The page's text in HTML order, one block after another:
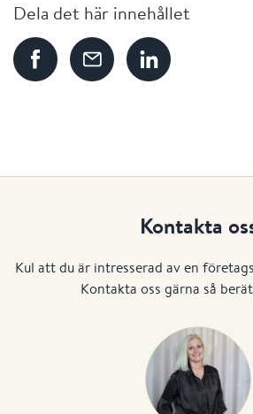
Dela det här innehållet
Kontakta
Kul att du är intresserad av en
Kontakta oss gärna så